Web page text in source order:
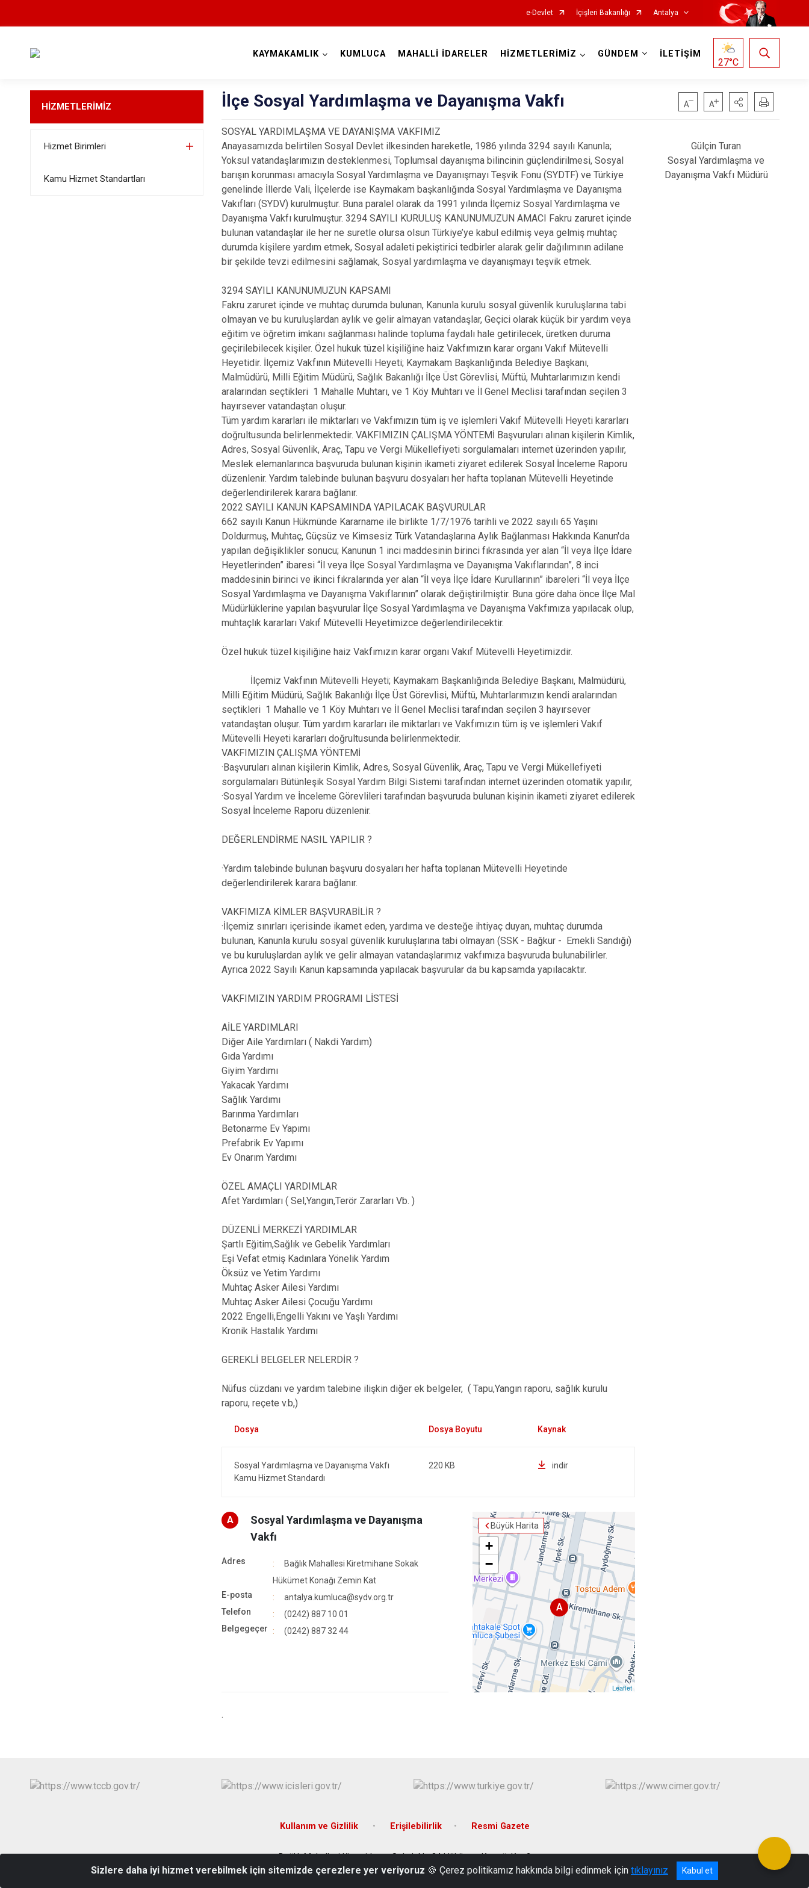
e-Devlet İçişleri Bakanlığı Antalya
Akseki
Alanya
Elmalı
Finike
Gazipaşa
Gündoğmuş
Demre
Kaş
Kemer
Korkuteli
Kumluca
Serik
Muratpaşa
KAYMAKAMLIK KUMLUCA MAHALLİ İDARELER HİZMETLERİMİZ GÜNDEM İLETİŞİM
27°C
HİZMETLERİMİZ
Hizmet Birimleri
Kamu Hizmet Standartları
İlçe Sosyal Yardımlaşma ve Dayanışma Vakfı
SOSYAL YARDIMLAŞMA VE DAYANIŞMA VAKFIMIZ
Anayasamızda belirtilen Sosyal Devlet ilkesinden hareketle, 1986 yılında 3294 sayılı Kanunla;
Yoksul vatandaşlarımızın desteklenmesi, Toplumsal dayanışma bilincinin güçlendirilmesi, Sosyal
barışın korunması amacıyla Sosyal Yardımlaşma ve Dayanışmayı Teşvik Fonu (SYDTF) ve Türkiye
genelinde İllerde Vali, İlçelerde ise Kaymakam başkanlığında Sosyal Yardımlaşma ve Dayanışma
Vakıfları (SYDV) kurulmuştur. Buna paralel olarak da 1991 yılında İlçemiz Sosyal Yardımlaşma ve
Dayanışma Vakfı kurulmuştur. 3294 SAYILI KURULUŞ KANUNUMUZUN AMACI Fakru zaruret içinde
bulunan vatandaşlar ile her ne suretle olursa olsun Türkiye’ye kabul edilmiş veya gelmiş muhtaç
durumda kişilere yardım etmek, Sosyal adaleti pekiştirici tedbirler alarak gelir dağılımının adilane
bir şekilde tevzi edilmesini sağlamak, Sosyal yardımlaşma ve dayanışmayı teşvik etmek.
3294 SAYILI KANUNUMUZUN KAPSAMI
Fakru zaruret içinde ve muhtaç durumda bulunan, Kanunla kurulu sosyal güvenlik kuruluşlarına tabi
olmayan ve bu kuruluşlardan aylık ve gelir almayan vatandaşlar, Geçici olarak küçük bir yardım veya
eğitim ve öğretim imkanı sağlanması halinde topluma faydalı hale getirilecek, üretken duruma
geçirilebilecek kişiler. Özel hukuk tüzel kişiliğine haiz Vakfımızın karar organı Vakıf Mütevelli
Heyetidir. İlçemiz Vakfının Mütevelli Heyeti; Kaymakam Başkanlığında Belediye Başkanı,
Malmüdürü, Milli Eğitim Müdürü, Sağlık Bakanlığı İlçe Üst Görevlisi, Müftü, Muhtarlarımızın kendi
aralarından seçtikleri 1 Mahalle Muhtarı, ve 1 Köy Muhtarı ve İl Genel Meclisi tarafından seçilen 3
hayırsever vatandaştan oluşur.
Tüm yardım kararları ile miktarları ve Vakfımızın tüm iş ve işlemleri Vakıf Mütevelli Heyeti kararları
doğrultusunda belirlenmektedir. VAKFIMIZIN ÇALIŞMA YÖNTEMİ Başvuruları alınan kişilerin Kimlik,
Adres, Sosyal Güvenlik, Araç, Tapu ve Vergi Mükellefiyeti sorgulamaları internet üzerinden yapılır,
Meslek elemanlarınca başvuruda bulunan kişinin ikameti ziyaret edilerek Sosyal İnceleme Raporu
düzenlenir. Yardım talebinde bulunan başvuru dosyaları her hafta toplanan Mütevelli Heyetinde
değerlendirilerek karara bağlanır.
2022 SAYILI KANUN KAPSAMINDA YAPILACAK BAŞVURULAR
662 sayılı Kanun Hükmünde Kararname ile birlikte 1/7/1976 tarihli ve 2022 sayılı 65 Yaşını
Doldurmuş, Muhtaç, Güçsüz ve Kimsesiz Türk Vatandaşlarına Aylık Bağlanması Hakkında Kanun'da
yapılan değişiklikler sonucu; Kanunun 1 inci maddesinin birinci fıkrasında yer alan “İl veya İlçe İdare
Heyetlerinden” ibaresi “İl veya İlçe Sosyal Yardımlaşma ve Dayanışma Vakıflarından”, 8 inci
maddesinin birinci ve ikinci fıkralarında yer alan “İl veya İlçe İdare Kurullarının” ibareleri “İl veya İlçe
Sosyal Yardımlaşma ve Dayanışma Vakıflarının” olarak değiştirilmiştir. Buna göre daha önce İlçe Mal
Müdürlüklerine yapılan başvurular İlçe Sosyal Yardımlaşma ve Dayanışma Vakfımıza yapılacak olup,
muhtaçlık kararları Vakıf Mütevelli Heyetimizce değerlendirilecektir.
Özel hukuk tüzel kişiliğine haiz Vakfımızın karar organı Vakıf Mütevelli Heyetimizdir.
İlçemiz Vakfının Mütevelli Heyeti; Kaymakam Başkanlığında Belediye Başkanı, Malmüdürü,
Milli Eğitim Müdürü, Sağlık Bakanlığı İlçe Üst Görevlisi, Müftü, Muhtarlarımızın kendi aralarından
seçtikleri 1 Mahalle ve 1 Köy Muhtarı ve İl Genel Meclisi tarafından seçilen 3 hayırsever
vatandaştan oluşur. Tüm yardım kararları ile miktarları ve Vakfımızın tüm iş ve işlemleri Vakıf
Mütevelli Heyeti kararları doğrultusunda belirlenmektedir.
VAKFIMIZIN ÇALIŞMA YÖNTEMİ
·Başvuruları alınan kişilerin Kimlik, Adres, Sosyal Güvenlik, Araç, Tapu ve Vergi Mükellefiyeti
sorgulamaları Bütünleşik Sosyal Yardım Bilgi Sistemi tarafından internet üzerinden otomatik yapılır,
·Sosyal Yardım ve İnceleme Görevlileri tarafından başvuruda bulunan kişinin ikameti ziyaret edilerek
Sosyal İnceleme Raporu düzenlenir.
DEĞERLENDİRME NASIL YAPILIR ?
·Yardım talebinde bulunan başvuru dosyaları her hafta toplanan Mütevelli Heyetinde
değerlendirilerek karara bağlanır.
VAKFIMIZA KİMLER BAŞVURABİLİR ?
·İlçemiz sınırları içerisinde ikamet eden, yardıma ve desteğe ihtiyaç duyan, muhtaç durumda
bulunan, Kanunla kurulu sosyal güvenlik kuruluşlarına tabi olmayan (SSK - Bağkur - Emekli Sandığı)
ve bu kuruluşlardan aylık ve gelir almayan vatandaşlarımız vakfımıza başvuruda bulunabilirler.
Ayrıca 2022 Sayılı Kanun kapsamında yapılacak başvurular da bu kapsamda yapılacaktır.
VAKFIMIZIN YARDIM PROGRAMI LİSTESİ
AİLE YARDIMLARI
Diğer Aile Yardımları ( Nakdi Yardım)
Gıda Yardımı
Giyim Yardımı
Yakacak Yardımı
Sağlık Yardımı
Barınma Yardımları
Betonarme Ev Yapımı
Prefabrik Ev Yapımı
Ev Onarım Yardımı
ÖZEL AMAÇLI YARDIMLAR
Afet Yardımları ( Sel,Yangın,Terör Zararları Vb. )
DÜZENLİ MERKEZİ YARDIMLAR
Şartlı Eğitim,Sağlık ve Gebelik Yardımları
Eşi Vefat etmiş Kadınlara Yönelik Yardım
Öksüz ve Yetim Yardımı
Muhtaç Asker Ailesi Yardımı
Muhtaç Asker Ailesi Çocuğu Yardımı
2022 Engelli,Engelli Yakını ve Yaşlı Yardımı
Kronik Hastalık Yardımı
GEREKLİ BELGELER NELERDİR ?
Nüfus cüzdanı ve yardım talebine ilişkin diğer ek belgeler, ( Tapu,Yangın raporu, sağlık kurulu
raporu, reçete v.b,)
Sosyal Yardımlaşma ve Dayanışma Vakfı
Kamu Hizmet Standardı
220 KB indir
Büyük Harita
A
+
−
Leaflet
A
Sosyal Yardımlaşma ve Dayanışma
Vakfı
Adres
Bağlık Mahallesi Kiretmihane Sokak
Hükümet Konağı Zemin Kat
E-posta
antalya.kumluca@sydv.org.tr
Telefon
(0242) 887 10 01
Belgegeçer
(0242) 887 32 44
.
Gülçin Turan
Sosyal Yardımlaşma ve
Dayanışma Vakfı Müdürü
Kullanım ve Gizlilik Erişilebilirlik Resmi Gazete
Bağlık Mahallesi Kiremithane Sokak No:34 Hükümet Konağı Kat:2
(0242) 887 10 01
Sizlere daha iyi hizmet verebilmek için sitemizde çerezlere yer veriyoruz 🍪 Çerez politikamız hakkında bilgi edinmek için tıklayınız Kabul et